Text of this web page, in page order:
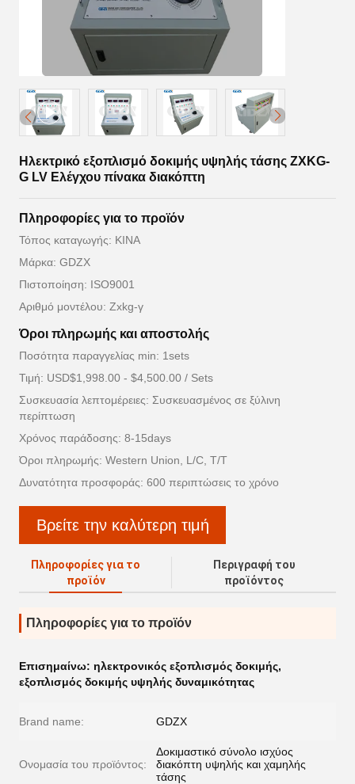
Ηλεκτρικό εξοπλισμό δοκιμής υψηλής τάσης ZXKG-
G LV Ελέγχου πίνακα διακόπτη
Πληροφορίες για το προϊόν
Τόπος καταγωγής: ΚΙΝΑ
Μάρκα: GDZX
Πιστοποίηση: ISO9001
Αριθμό μοντέλου: Zxkg-γ
Όροι πληρωμής και αποστολής
Ποσότητα παραγγελίας min: 1sets
Τιμή: USD$1,998.00 - $4,500.00 / Sets
Συσκευασία λεπτομέρειες: Συσκευασμένος σε ξύλινη
περίπτωση
Χρόνος παράδοσης: 8-15days
Όροι πληρωμής: Western Union, L/C, T/T
Δυνατότητα προσφοράς: 600 περιπτώσεις το χρόνο
Βρείτε την καλύτερη τιμή
Πληροφορίες για το
προϊόν
Περιγραφή του
προϊόντος
Πληροφορίες για το προϊόν
Επισημαίνω: ηλεκτρονικός εξοπλισμός δοκιμής,
εξοπλισμός δοκιμής υψηλής δυναμικότητας
Brand name: GDZX
Ονομασία του προϊόντος:
Δοκιμαστικό σύνολο ισχύος
διακόπτη υψηλής και χαμηλής
τάσης